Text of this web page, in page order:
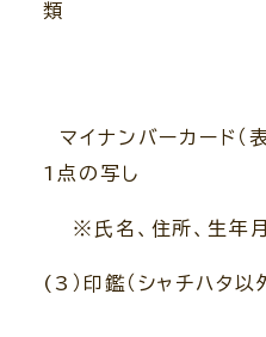
マイナンバーカード（
1点の写し
※氏名、住所、生年
(3）印鑑（シャチハタ以